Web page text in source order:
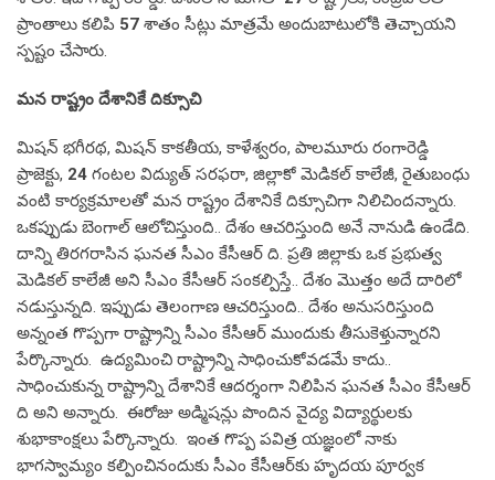
ప్రాంతాలు కలిపి 57 శాతం సీట్లు మాత్రమే అందుబాటులోకి తెచ్చాయని
స్పష్టం చేసారు.
మన రాష్ట్రం దేశానికే దిక్సూచి
మిషన్ భగీరథ, మిషన్ కాకతీయ, కాళేశ్వరం, పాలమూరు రంగారెడ్డి
ప్రాజెక్టు, 24 గంటల విద్యుత్ సరఫరా, జిల్లాకో మెడికల్ కాలేజీ, రైతుబంధు
వంటి కార్యక్రమాలతో మన రాష్ట్రం దేశానికే దిక్సూచిగా నిలిచిందన్నారు.
ఒకప్పుడు బెంగాల్ ఆలోచిస్తుంది.. దేశం ఆచరిస్తుంది అనే నానుడి ఉండేది.
దాన్ని తిరగరాసిన ఘనత సీఎం కేసీఆర్ ది. ప్రతి జిల్లాకు ఒక ప్రభుత్వ
మెడికల్ కాలేజీ అని సీఎం కేసీఆర్ సంకల్పిస్తే.. దేశం మొత్తం అదే దారిలో
నడుస్తున్నది. ఇప్పుడు తెలంగాణ ఆచరిస్తుంది.. దేశం అనుసరిస్తుంది
అన్నంత గొప్పగా రాష్ట్రాన్ని సీఎం కేసీఆర్ ముందుకు తీసుకెళ్తున్నారని
పేర్కొన్నారు. ఉద్యమించి రాష్ట్రాన్ని సాధించుకోవడమే కాదు..
సాధించుకున్న రాష్ట్రాన్ని దేశానికే ఆదర్శంగా నిలిపిన ఘనత సీఎం కేసీఆర్
ది అని అన్నారు. ఈరోజు అడ్మిషన్లు పొందిన వైద్య విద్యార్థులకు
శుభాకాంక్షలు పేర్కొన్నారు. ఇంత గొప్ప పవిత్ర యజ్ఞంలో నాకు
భాగస్వామ్యం కల్పించినందుకు సీఎం కేసీఆర్‌కు హృదయ పూర్వక